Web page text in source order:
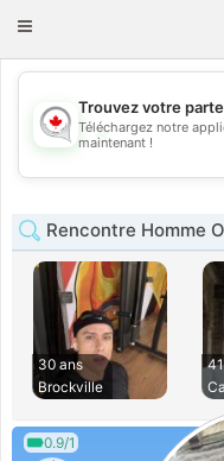
Toggle
💖
Trouvez votre
Téléchargez notre
maintenant !
Rencontre Homme
30 ans
Brockville
0.9/1